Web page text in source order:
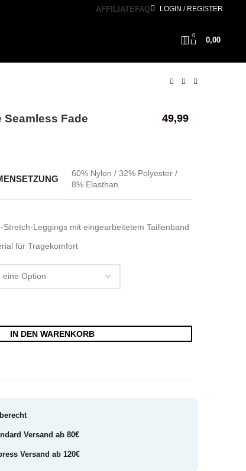
AFFILIATEFAQ LOGIN / REGISTER
0
0,00
Seamless Fade
49,99
60% Nylon / 32% Polyester /
8% Elasthan
Stretch-Leggings mit eingearbeitetem Taillenband
für Tragekomfort
IN DEN WARENKORB
Versand ab 80€
Versand ab 120€